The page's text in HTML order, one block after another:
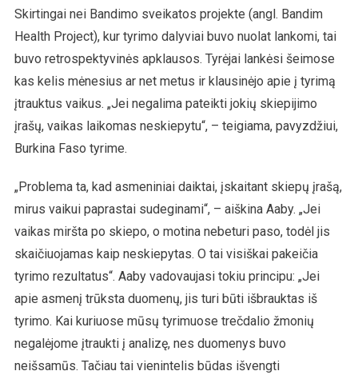
Skirtingai nei Bandimo sveikatos projekte (angl. Bandim
Health Project), kur tyrimo dalyviai buvo nuolat lankomi, tai
buvo retrospektyvinės apklausos. Tyrėjai lankėsi šeimose
kas kelis mėnesius ar net metus ir klausinėjo apie į tyrimą
įtrauktus vaikus. „Jei negalima pateikti jokių skiepijimo
įrašų, vaikas laikomas neskiepytu“, – teigiama, pavyzdžiui,
Burkina Faso tyrime.
„Problema ta, kad asmeniniai daiktai, įskaitant skiepų įrašą,
mirus vaikui paprastai sudeginami“, – aiškina Aaby. „Jei
vaikas miršta po skiepo, o motina nebeturi paso, todėl jis
skaičiuojamas kaip neskiepytas. O tai visiškai pakeičia
tyrimo rezultatus“. Aaby vadovaujasi tokiu principu: „Jei
apie asmenį trūksta duomenų, jis turi būti išbrauktas iš
tyrimo. Kai kuriuose mūsų tyrimuose trečdalio žmonių
negalėjome įtraukti į analizę, nes duomenys buvo
neišsamūs. Tačiau tai vienintelis būdas išvengti